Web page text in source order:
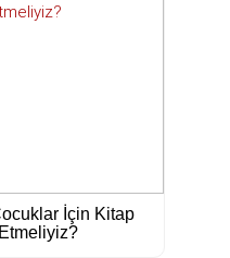
İçin Kitap